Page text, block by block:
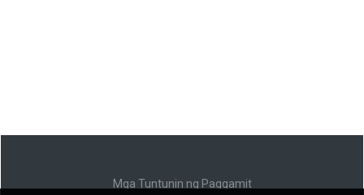
Mga Tuntunin ng Paggamit